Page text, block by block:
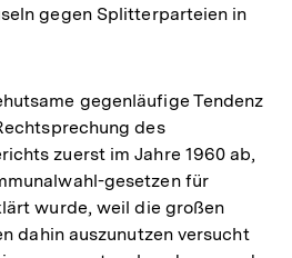
gegen Splitterparteien in
gegenläufige Tendenz
des
zuerst im Jahre 1960 ab,
gesetzen für
wurde, weil die großen
dahin auszunutzen versucht